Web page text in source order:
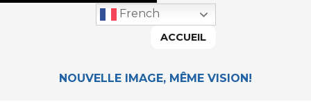
NOUVELLE IMAGE, MÊME VISION!
French
ACCUEIL